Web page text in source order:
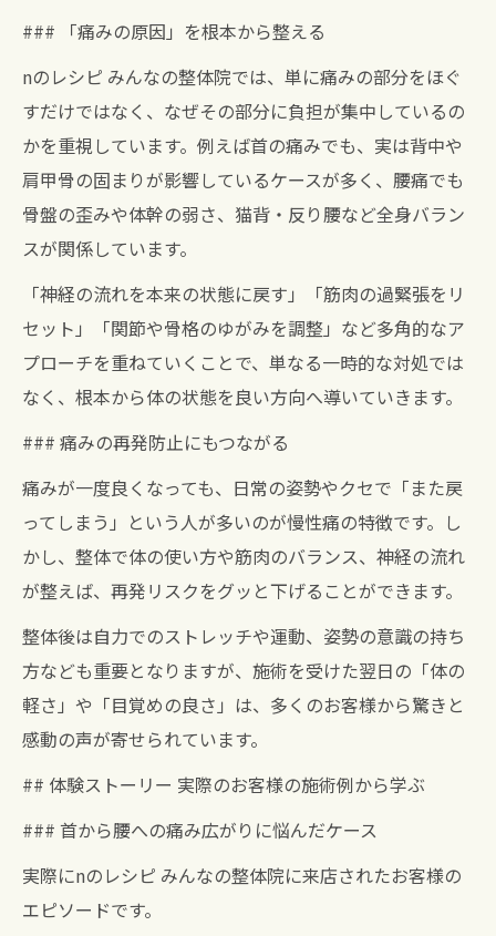
### 「痛みの原因」を根本から整える
nのレシピ みんなの整体院では、単に痛みの部分をほぐ
すだけではなく、なぜその部分に負担が集中しているの
かを重視しています。例えば首の痛みでも、実は背中や
肩甲骨の固まりが影響しているケースが多く、腰痛でも
骨盤の歪みや体幹の弱さ、猫背・反り腰など全身バラン
スが関係しています。
「神経の流れを本来の状態に戻す」「筋肉の過緊張をリ
セット」「関節や骨格のゆがみを調整」など多角的なア
プローチを重ねていくことで、単なる一時的な対処では
なく、根本から体の状態を良い方向へ導いていきます。
### 痛みの再発防止にもつながる
痛みが一度良くなっても、日常の姿勢やクセで「また戻
ってしまう」という人が多いのが慢性痛の特徴です。し
かし、整体で体の使い方や筋肉のバランス、神経の流れ
が整えば、再発リスクをグッと下げることができます。
整体後は自力でのストレッチや運動、姿勢の意識の持ち
方なども重要となりますが、施術を受けた翌日の「体の
軽さ」や「目覚めの良さ」は、多くのお客様から驚きと
感動の声が寄せられています。
## 体験ストーリー 実際のお客様の施術例から学ぶ
### 首から腰への痛み広がりに悩んだケース
実際にnのレシピ みんなの整体院に来店されたお客様の
エピソードです。